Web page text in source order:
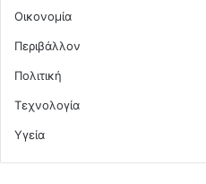
Οικονομία
Περιβάλλον
Πολιτική
Τεχνολογία
Υγεία